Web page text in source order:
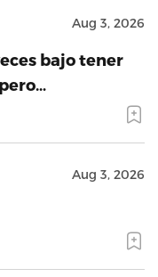
Aug 3, 2026
bajo tener
Aug 3, 2026